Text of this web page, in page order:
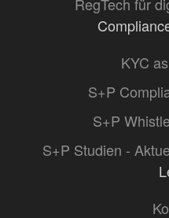
KYC
S+P
S+P
S+P Studien -